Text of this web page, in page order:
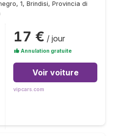
1, Brindisi, Provincia di
17 € / jour
Annulation gratuite
Voir voiture
vipcars.com